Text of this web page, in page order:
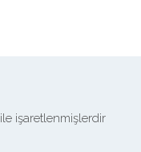
ile işaretlenmişlerdir